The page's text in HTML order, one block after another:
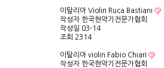
이탈리아 Violin Ruca Bastiani
작성자 한국현악기전문가협회
작성일 03-14
조회 2314
이탈리아 violin Fabio Chiari
작성자 한국현악기전문가협회